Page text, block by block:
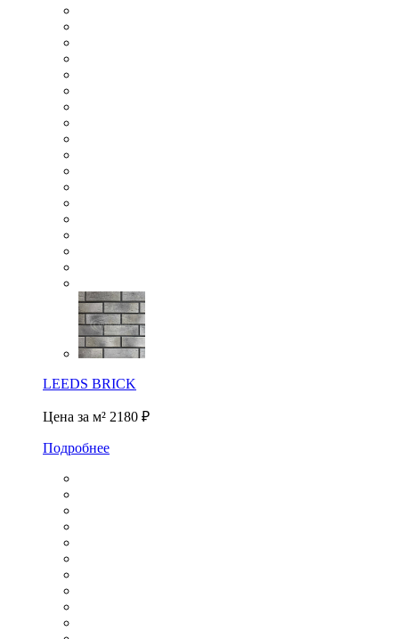
LEEDS BRICK
Цена за м² 2180 ₽
Подробнее